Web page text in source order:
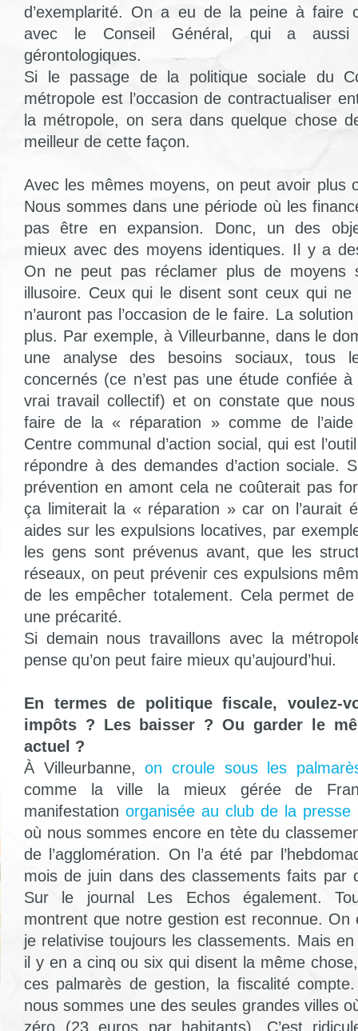
d’exemplarité. On a eu de la peine à faire
avec le Conseil Général, qui a aussi
gérontologiques.
Si le passage de la politique sociale du
métropole est l’occasion de contractualiser
la métropole, on sera dans quelque chose
meilleur de cette façon.
Avec les mêmes moyens, on peut avoir plus
Nous sommes dans une période où les
pas être en expansion. Donc, un des
mieux avec des moyens identiques. Il y a
On ne peut pas réclamer plus de moyens
illusoire. Ceux qui le disent sont ceux qui
n’auront pas l’occasion de le faire. La
plus. Par exemple, à Villeurbanne, dans le
une analyse des besoins sociaux, tous
concernés (ce n’est pas une étude confiée
vrai travail collectif) et on constate que
faire de la « réparation » comme de
Centre communal d’action social, qui est
répondre à des demandes d’action sociale.
prévention en amont cela ne coûterait pas
ça limiterait la « réparation » car on l’aurait
aides sur les expulsions locatives, par
les gens sont prévenus avant, que les
réseaux, on peut prévenir ces expulsions
de les empêcher totalement. Cela permet de
une précarité.
Si demain nous travaillons avec la
pense qu’on peut faire mieux qu’aujourd’hui.
En termes de politique fiscale, voulez-
impôts ? Les baisser ? Ou garder le
actuel ?
À Villeurbanne,on croule sous les
comme la ville la mieux gérée de
manifestation organisée au club de la presse
où nous sommes encore en tète du
de l’agglomération. On l’a été par
mois de juin dans des classements faits par
Sur le journal Les Echos également.
montrent que notre gestion est reconnue.
je relativise toujours les classements. Mais
il y en a cinq ou six qui disent la même
ces palmarès de gestion, la fiscalité
nous sommes une des seules grandes villes
zéro (23 euros par habitants). C’est